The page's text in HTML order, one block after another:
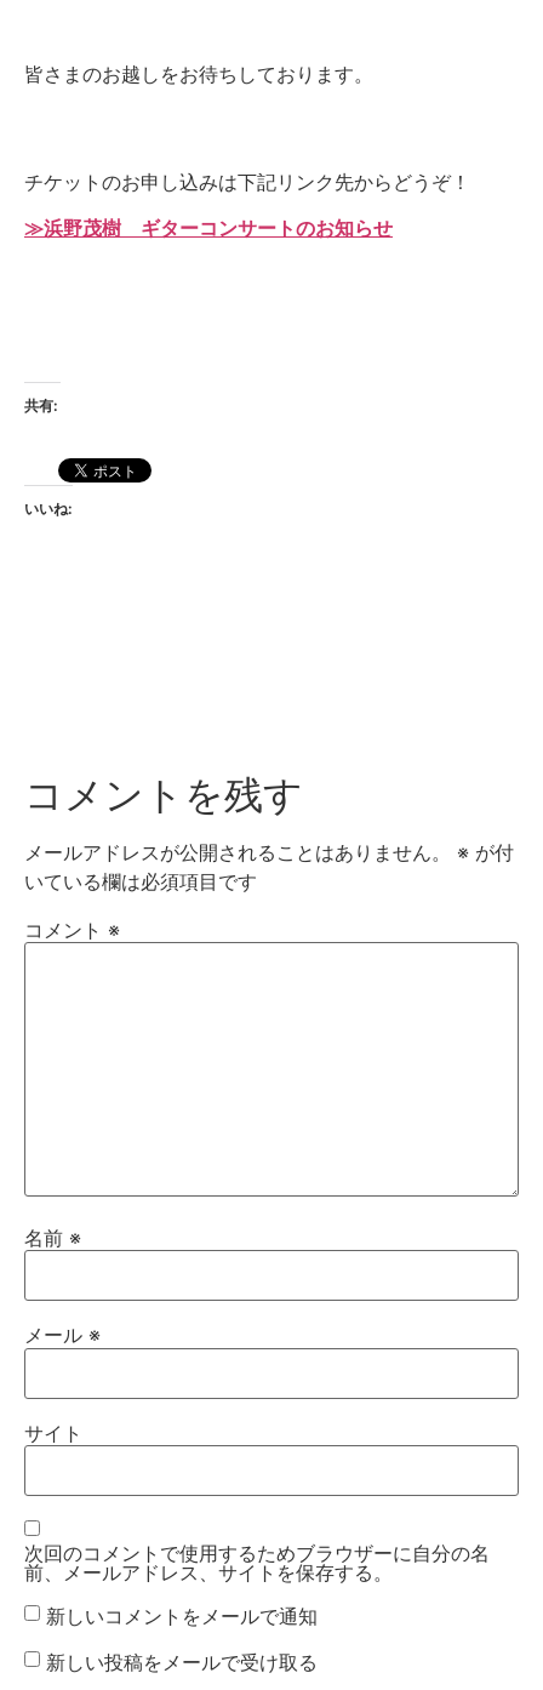
皆さまのお越しをお待ちしております。
チケットのお申し込みは下記リンク先からどうぞ！
≫浜野茂樹 ギターコンサートのお知らせ
共有:
いいね:
コメントを残す
メールアドレスが公開されることはありません。 ※ が付
いている欄は必須項目です
コメント ※
名前 ※
メール ※
サイト
次回のコメントで使用するためブラウザーに自分の名
前、メールアドレス、サイトを保存する。
新しいコメントをメールで通知
新しい投稿をメールで受け取る